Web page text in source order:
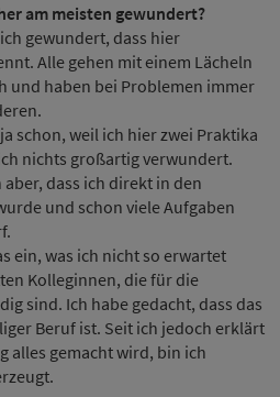
am meisten gewundert?
gewundert, dass hier
Alle gehen mit einem Lächeln
und haben bei Problemen immer
schon, weil ich hier zwei Praktika
nichts großartig verwundert.
dass ich direkt in den
und schon viele Aufgaben
ein, was ich nicht so erwartet
Kolleginnen, die für die
sind. Ich habe gedacht, dass das
Beruf ist. Seit ich jedoch erklärt
alles gemacht wird, bin ich